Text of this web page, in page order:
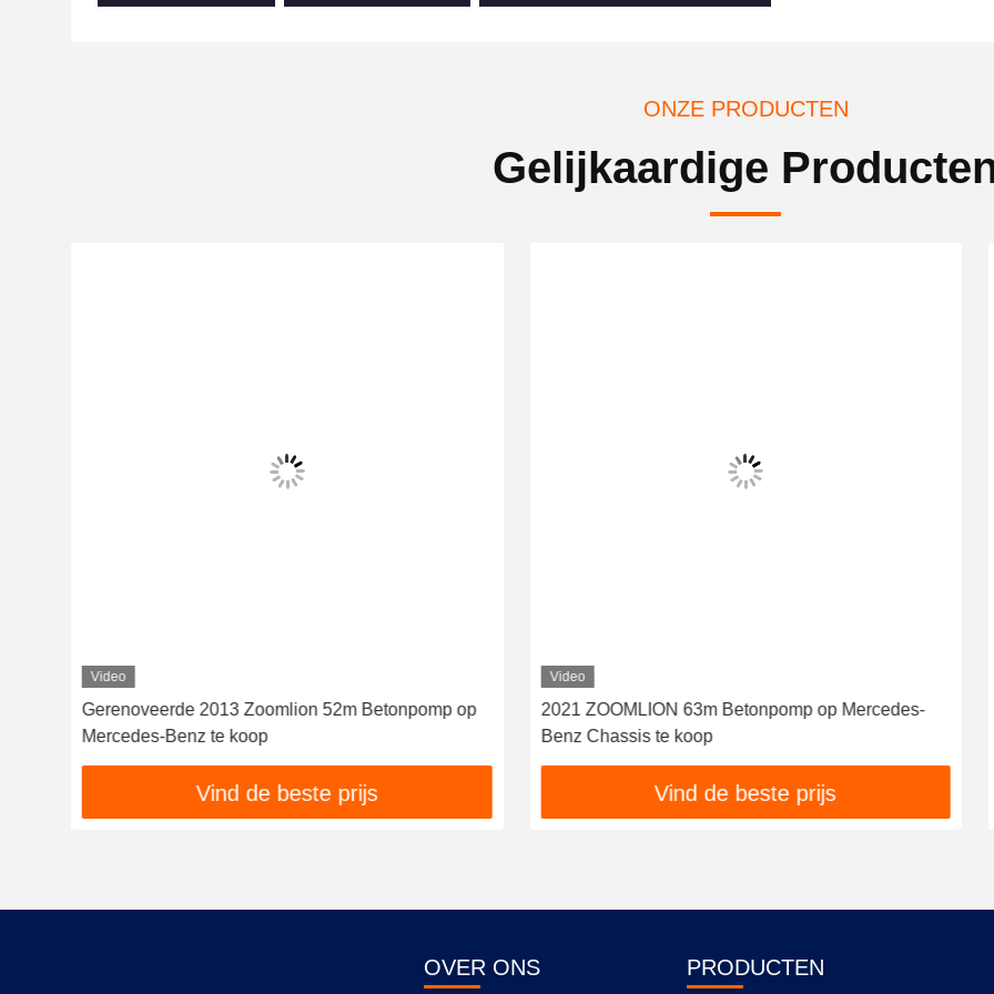
ONZE PRODUCTEN
Gelijkaardige
Video
Gerenoveerde 2013 Zoomlion 52m Betonpomp op
Mercedes-Benz te koop
Vind de beste prijs
Video
2021 ZOOMLION 63m Betonpomp op Mercedes-
Benz Chassis te koop
Vind de beste prijs
OVER ONS PRODUCTEN